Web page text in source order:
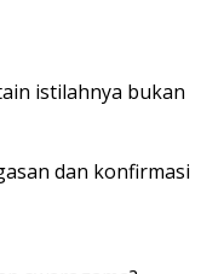
istilahnya bukan
dan konfirmasi